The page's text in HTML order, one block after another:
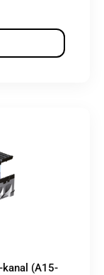
(A15-